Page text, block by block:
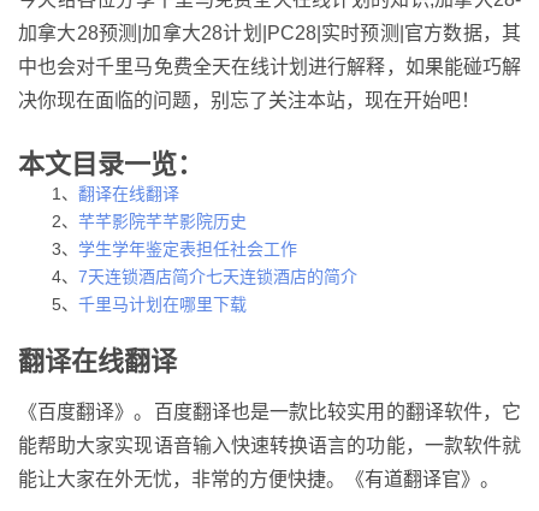
加拿大28预测|加拿大28计划|PC28|实时预测|官方数据，其
中也会对千里马免费全天在线计划进行解释，如果能碰巧解
决你现在面临的问题，别忘了关注本站，现在开始吧！
本文目录一览：
1、 翻译在线翻译
2、 芊芊影院芊芊影院历史
3、 学生学年鉴定表担任社会工作
4、 7天连锁酒店简介七天连锁酒店的简介
5、 千里马计划在哪里下载
翻译在线翻译
《百度翻译》。百度翻译也是一款比较实用的翻译软件，它
能帮助大家实现语音输入快速转换语言的功能，一款软件就
能让大家在外无忧，非常的方便快捷。《有道翻译官》。